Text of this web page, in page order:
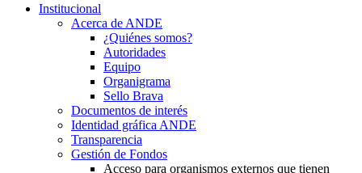
Institucional
Acerca de ANDE
¿Quiénes somos?
Autoridades
Equipo
Organigrama
Sello Brava
Documentos de interés
Identidad gráfica ANDE
Transparencia
Gestión de Fondos
Acceso para organismos externos que tienen